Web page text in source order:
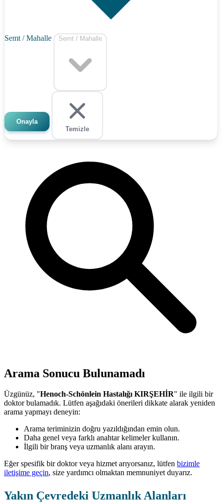
Semt / Mahalle Semt / Mahalle
Onayla
Temizle
Arama Sonucu Bulunamadı
Üzgünüz, "Henoch-Schönlein Hastalığı KIRŞEHİR" ile ilgili bir
doktor bulamadık. Lütfen aşağıdaki önerileri dikkate alarak yeniden
arama yapmayı deneyin:
Arama teriminizin doğru yazıldığından emin olun.
Daha genel veya farklı anahtar kelimeler kullanın.
İlgili bir branş veya uzmanlık alanı arayın.
Eğer spesifik bir doktor veya hizmet arıyorsanız, lütfen bizimle
iletişime geçin, size yardımcı olmaktan memnuniyet duyarız.
Yakın Çevredeki Uzmanlık Alanları